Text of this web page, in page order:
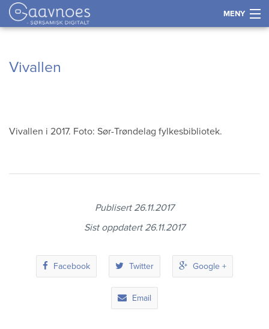
MENY
Kart
Tidslinje
Sitemap
skriftVivallen
Vivallen i 2017. Foto: Sør-Trøndelag fylkesbibliotek.
Publisert 26.11.2017
Sist oppdatert 26.11.2017
Facebook Twitter Google +
Email